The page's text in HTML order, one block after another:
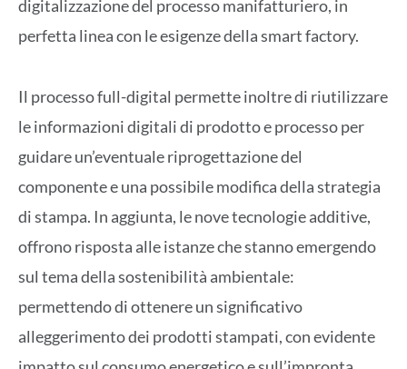
digitalizzazione del processo manifatturiero, in
perfetta linea con le esigenze della smart factory.
Il processo full-digital permette inoltre di riutilizzare
le informazioni digitali di prodotto e processo per
guidare un’eventuale riprogettazione del
componente e una possibile modifica della strategia
di stampa. In aggiunta, le nove tecnologie additive,
offrono risposta alle istanze che stanno emergendo
sul tema della sostenibilità ambientale:
permettendo di ottenere un significativo
alleggerimento dei prodotti stampati, con evidente